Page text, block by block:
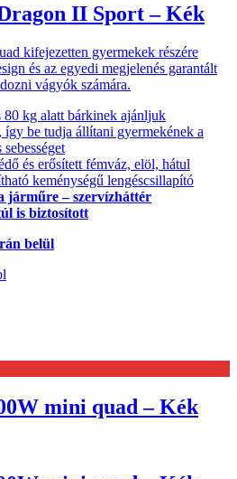
II Sport – Kék
kifejezetten gyermekek részére
és az egyedi megjelenés garantált
vágyók számára.
80 kg alatt bárkinek ajánljuk
így be tudja állítani gyermekének a
és erősített fémváz, elöl, hátul
keménységű lengéscsillapító
járműre – szervízháttér
is biztosított
belül
mini quad – Kék